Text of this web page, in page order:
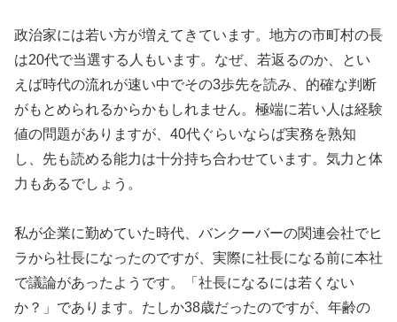
政治家には若い方が増えてきています。地方の市町村の長
は20代で当選する人もいます。なぜ、若返るのか、とい
えば時代の流れが速い中でその3歩先を読み、的確な判断
がもとめられるからかもしれません。極端に若い人は経験
値の問題がありますが、40代ぐらいならば実務を熟知
し、先も読める能力は十分持ち合わせています。気力と体
力もあるでしょう。
私が企業に勤めていた時代、バンクーバーの関連会社でヒ
ラから社長になったのですが、実際に社長になる前に本社
で議論があったようです。「社長になるには若くない
か？」であります。たしか38歳だったのですが、年齢の